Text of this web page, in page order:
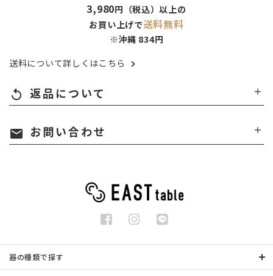
3,980円（税込）以上の
お買い上げで送料無料
※沖縄 834円
送料について詳しくはこちら
replay 返品について
mail お問い合わせ
器の種類で探す